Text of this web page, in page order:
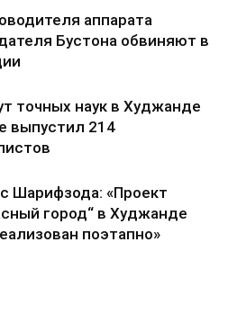
аппарата
Бустона обвиняют в
точных наук в Худжанде
выпустил 214
Шарифзода: «Проект
город“ в Худжанде
поэтапно»